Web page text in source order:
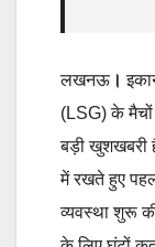
लखनऊ ।
(LSG) के मैचों
बड़ी खुशखबरी
में रखते हुए
व्यवस्था शुरू